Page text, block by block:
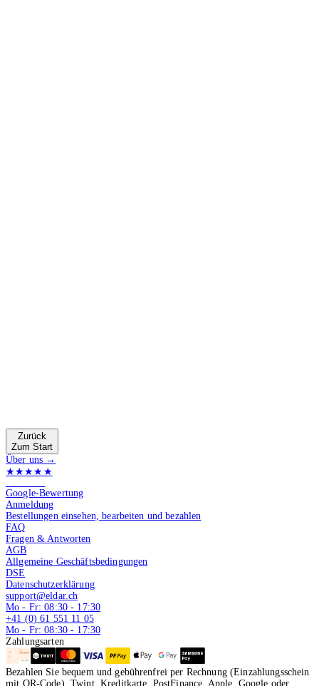
Zurück
Zum Start
Über uns →
★★★★★
Google-Bewertung
Anmeldung
Bestellungen einsehen, bearbeiten und bezahlen
FAQ
Fragen & Antworten
AGB
Allgemeine Geschäftsbedingungen
DSE
Datenschutzerklärung
support@eldar.ch
Mo - Fr: 08:30 - 17:30
+41 (0) 61 551 11 05
Mo - Fr: 08:30 - 17:30
Zahlungsarten
Bezahlen Sie bequem und gebührenfrei per Rechnung (Einzahlungsschein
mit QR-Code), Twint, Kreditkarte, PostFinance, Apple, Google oder